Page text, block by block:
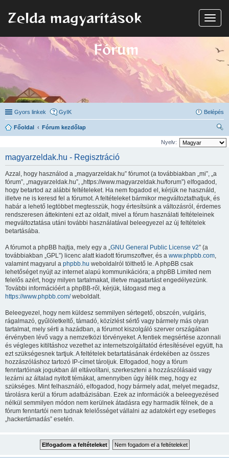
N
a
Zelda magyarítások
Fórum
Gyors linkek GyIK Belépés
Főoldal
Fórum kezdőlap
ere
s
Nyelv:
magyarzeldak.hu - Regisztráció
Azzal, hogy használod a „magyarzeldak.hu” fórumot (a továbbiakban „mi”, „a
fórum”, „magyarzeldak.hu”, „https://www.magyarzeldak.hu/forum”) elfogadod,
hogy betartod az alábbi feltételeket. Ha nem fogadod el, kérjük ne használd,
illetve ne is keresd fel a fórumot. A feltételeket bármikor megváltoztathatjuk, és
habár a lehető legtöbbet megtesszük, hogy értesítsünk a változásról, érdemes
rendszeresen áttekinteni ezt az oldalt, mivel a fórum használati feltételeinek
megváltoztatása utáni további használatával beleegyezel az új feltételek
betartásába.
A fórumot a phpBB hajtja, mely egy a „GNU General Public License v2” (a
továbbiakban „GPL”) licenc alatt kiadott fórumszoftver, és a www.phpbb.com,
valamint magyarul a phpbb.hu weboldalról tölthető le. A phpBB csak
lehetőséget nyújt az internet alapú kommunikációra; a phpBB Limited nem
felelős azért, hogy milyen tartalmakat, illetve magatartást engedélyezünk.
További információért a phpBB-ről, kérjük, látogasd meg a
https://www.phpbb.com/weboldalt.
Beleegyezel, hogy nem küldesz semmilyen sértegető, obszcén, vulgáris,
rágalmazó, gyűlöletkeltő, támadó, közízlést sértő vagy bármely más olyan
tartalmat, mely sérti a hazádban, a fórumot kiszolgáló szerver országában
érvényben lévő vagy a nemzetközi törvényeket. A fentiek megsértése azonnali
és végleges kitiltáshoz vezethet az internetszolgáltatód értesítésével együtt, ha
ezt szükségesnek tartjuk. A feltételek betartatásának érdekében az összes
hozzászóláshoz tartozó IP-címet tároljuk. Elfogadod, hogy a fórum
fenntartóinak jogukban áll eltávolítani, szerkeszteni a hozzászólásaid vagy
lezárni az általad nyitott témákat, amennyiben úgy ítélik meg, hogy ez
szükséges. Mint felhasználó, elfogadod, hogy bármely adat, melyet megadsz,
tárolásra kerül a fórum adatbázisában. Ezek az információk a beleegyezésed
nélkül semmilyen módon nem kerülnek átadásra egy harmadik félnek, de a
fórum fenntartói nem tudnak felelősséget vállalni az adatokért egy esetleges
„hackertámadás” esetén.